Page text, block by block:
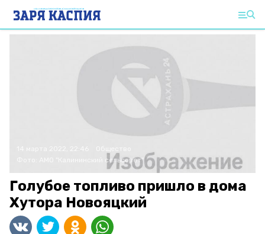
АМО "Калининский сельсовет"
Голубое топливо пришло в дома
Хутора Новояцкий